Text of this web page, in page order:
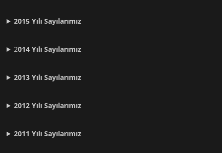
2015 Yılı Sayılarımız
2014 Yılı Sayılarımız
2013 Yılı Sayılarımız
2012 YılıSayılarımız
2011 YılıSayılarımız